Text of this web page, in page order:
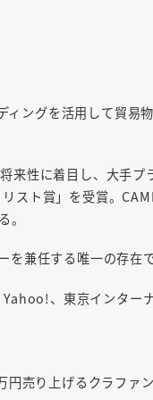
ングを活用して貿易
来性に着目し、大手
スト賞」を受賞。
兼任する唯一の存在で
、東京インター
売り上げるクラファ